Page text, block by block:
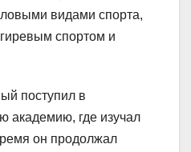
видами спорта,
спортом и
поступил в
академию, где изучал
он продолжал